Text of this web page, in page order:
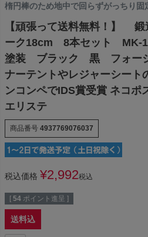
楕円棒のため地中で回らずがっちり固
【頑張って送料無料！】
ーク18cm 8本セット MK-
塗装 ブラック 黒 フォー
ナーテントやレジャーシート
ンコンペでIDS賞受賞 ネコ
エリステ
商品番号 4937769076037
税込価格 ¥2,992税込
[ 54 ポイント進呈 ]
送料込